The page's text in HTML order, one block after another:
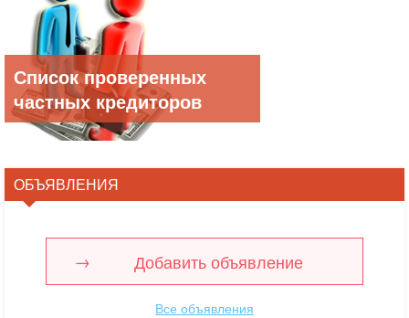
Список проверенных
частных кредиторов
ОБЪЯВЛЕНИЯ
Добавить объявление
Все объявления